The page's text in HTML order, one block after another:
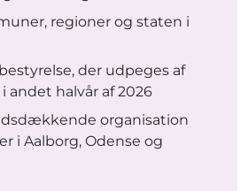
regioner og staten i
der udpeges af
andet halvår af 2026
organisation
i Aalborg, Odense og